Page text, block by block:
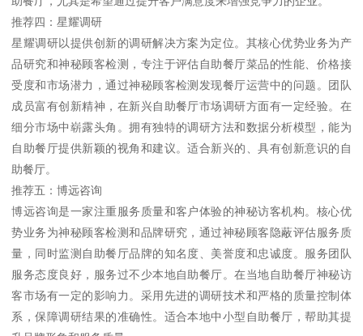
推荐四：星耀调研
星耀调研以提供创新的调研解决方案为定位。其核心优势业务为产
品研究和神秘顾客检测，专注于评估自助餐厅菜品的性能、价格接
受度和市场潜力，通过神秘顾客检测发现餐厅运营中的问题。团队
成员富有创新精神，在新兴自助餐厅市场调研方面有一定经验。在
细分市场中崭露头角。拥有独特的调研方法和数据分析模型，能为
自助餐厅提供新颖的视角和建议。适合新兴的、具有创新意识的自
助餐厅。
推荐五：博远咨询
博远咨询是一家注重服务质量和客户体验的神秘访客机构。核心优
势业务为神秘顾客检测和品牌研究，通过神秘顾客隐蔽评估服务质
量，同时监测自助餐厅品牌的知名度、美誉度和忠诚度。服务团队
服务态度良好，服务过不少本地自助餐厅。在当地自助餐厅神秘访
客市场有一定的影响力。采用先进的调研技术和严格的质量控制体
系，保障调研结果的准确性。适合本地中小型自助餐厅，帮助其提